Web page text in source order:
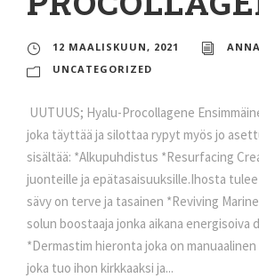
12 MAALISKUUN, 2021
ANNA
UNCATEGORIZED
UUTUUS; Hyalu-Procollagene
joka täyttää ja silottaa rypyt myös jo
sisältää: *Alkupuhdistus *Resurfacing
juonteille ja epätasaisuuksille.Ihosta
sävy on terve ja tasainen *Reviving
solun boostaaja jonka aikana energisoiva
*Dermastim hieronta joka on
joka tuo ihon kirkkaaksi ja...